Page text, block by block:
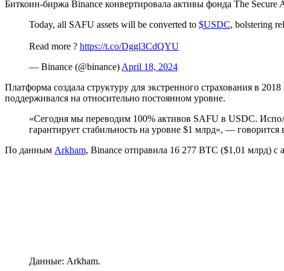
Биткоин-биржа Binance конвертировала активы фонда The
Today, all SAFU assets will be converted to $USDC, bolstering
Read more ? https://t.co/Dggl3CdQYU
— Binance (@binance) April 18, 2024
Платформа создала структуру для экстренного страхования в
поддерживался на относительно постоянном уровне.
«Сегодня мы переводим 100% активов SAFU в USDC.
гарантирует стабильность на уровне $1 млрд», —
По данным Arkham, Binance отправила 16 277 BTC ($1,01 млрд) с
Данные: Arkham.